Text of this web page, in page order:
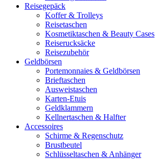
Reisegepäck
Koffer & Trolleys
Reisetaschen
Kosmetiktaschen & Beauty Cases
Reiserucksäcke
Reisezubehör
Geldbörsen
Portemonnaies & Geldbörsen
Brieftaschen
Ausweistaschen
Karten-Etuis
Geldklammern
Kellnertaschen & Halfter
Accessoires
Schirme & Regenschutz
Brustbeutel
Schlüsseltaschen & Anhänger